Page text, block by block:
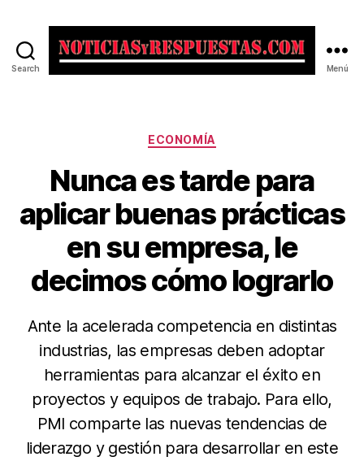
Search Menú
Categorías
ECONOMÍA
Nunca es tarde para
aplicar buenas prácticas
en su empresa, le
decimos cómo lograrlo
Ante la acelerada competencia en distintas
industrias, las empresas deben adoptar
herramientas para alcanzar el éxito en
proyectos y equipos de trabajo. Para ello,
PMI comparte las nuevas tendencias de
liderazgo y gestión para desarrollar en este